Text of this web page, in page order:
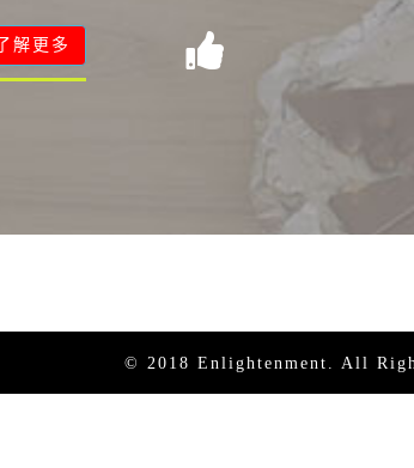
了解更多
© 2018 Enlightenment. All